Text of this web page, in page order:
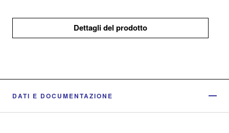
Dettagli del prodotto
DATI E DOCUMENTAZIONE